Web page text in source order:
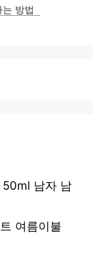
방법
50ml 남자 남
여름이불